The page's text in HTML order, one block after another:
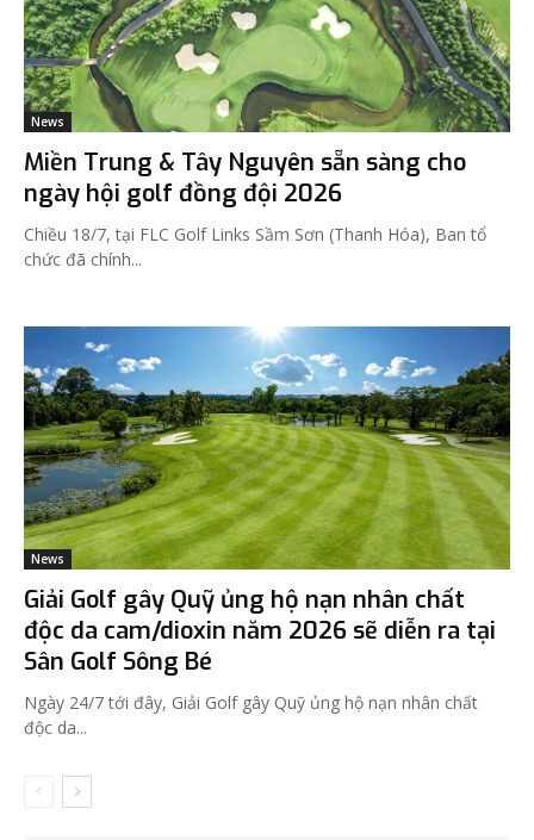
News
Miền Trung & Tây Nguyên sẵn sàng cho
ngày hội golf đồng đội 2026
Chiều 18/7, tại FLC Golf Links Sầm Sơn (Thanh Hóa), Ban tổ
chức đã chính...
News
Giải Golf gây Quỹ ủng hộ nạn nhân chất
độc da cam/dioxin năm 2026 sẽ diễn ra tại
Sân Golf Sông Bé
Ngày 24/7 tới đây, Giải Golf gây Quỹ ủng hộ nạn nhân chất
độc da...